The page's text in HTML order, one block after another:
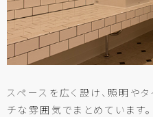
スペースを広く設け、照明や
チな雰囲気でまとめています。